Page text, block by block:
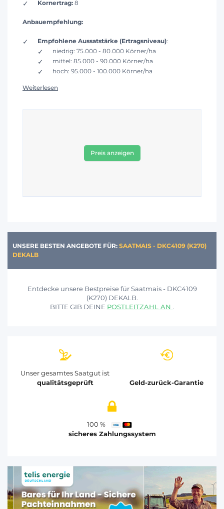
Kornertrag: 8
Anbauempfehlung:
Empfohlene Aussatstärke (Ertragsniveau):
niedrig: 75.000 - 80.000 Körner/ha
mittel: 85.000 - 90.000 Körner/ha
hoch: 95.000 - 100.000 Körner/ha
Weiterlesen
Preis anzeigen
UNSERE BESTEN ANGEBOTE FÜR: SAATMAIS - DKC4109 (K270)
DEKALB
Entdecke unsere Bestpreise für Saatmais - DKC4109
(K270) DEKALB.
BITTE GIB DEINE POSTLEITZAHL AN .
Unser gesamtes Saatgut ist
qualitätsgeprüft
Geld-zurück-Garantie
100 %
sicheres Zahlungssystem